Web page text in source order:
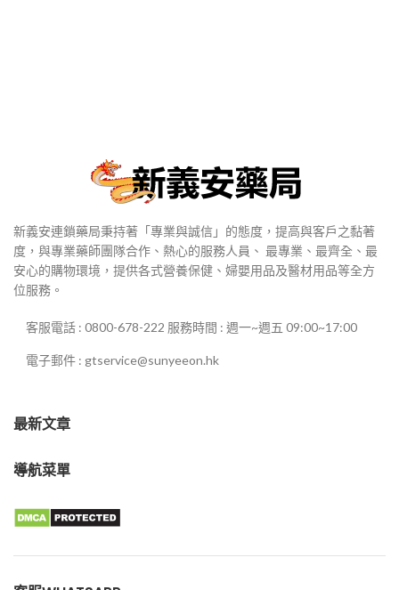
新義安連鎖藥局秉持著「專業與誠信」的態度，提高與客戶之黏著
度，與專業藥師團隊合作、熱心的服務人員、 最專業、最齊全、最
安心的購物環境，提供各式營養保健、婦嬰用品及醫材用品等全方
位服務。
客服電話 : 0800-678-222 服務時間 : 週一~週五 09:00~17:00
電子郵件 : gtservice@sunyeeon.hk
最新文章
導航菜單